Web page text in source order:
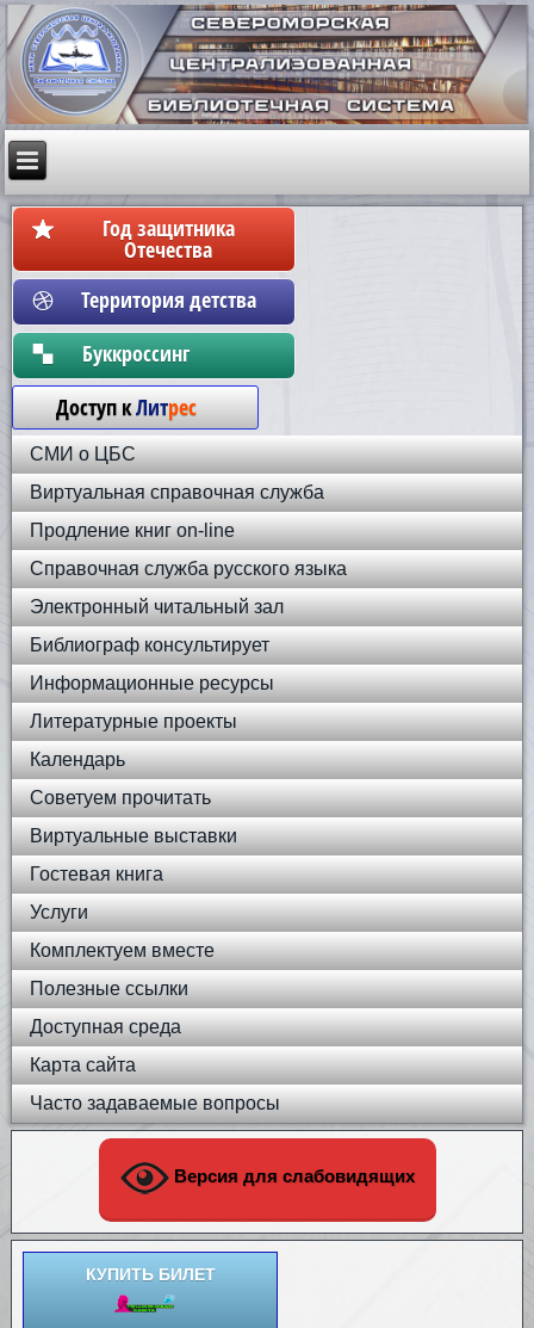
Год защитника
Отечества
Территория детства
Бyккpoccинг
Доступ кЛитрес
СМИ о ЦБС
Виртуальная справочная служба
Продление книг on-line
Справочная служба русского языка
Электронный читальный зал
Библиограф консультирует
Информационные ресурсы
Литературные проекты
Календарь
Советуем прочитать
Виртуальные выставки
Гостевая книга
Услуги
Комплектуем вместе
Полезные ссылки
Доступная среда
Карта сайта
Часто задаваемые вопросы
Версия для слабовидящих
КУПИТЬ БИЛЕТ